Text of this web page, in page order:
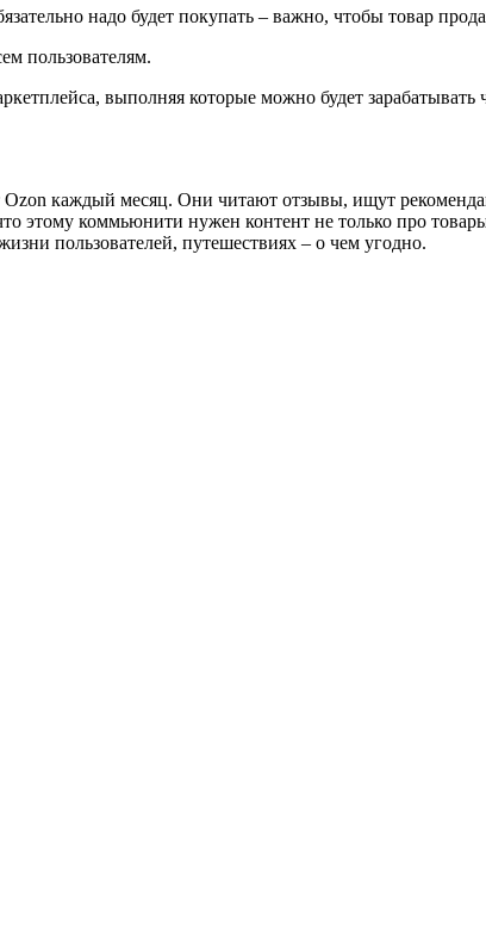
надо будет покупать – важно, чтобы товар
пользователям.
выполняя которые можно будет зарабатывать
Ozon каждый месяц. Они читают отзывы, ищут
этому коммьюнити нужен контент не только про
пользователей, путешествиях – о чем угодно.